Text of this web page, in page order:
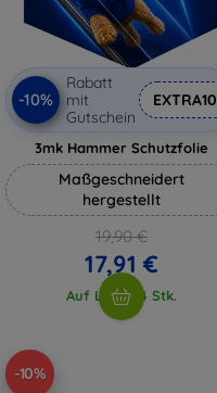
-10%
Rabatt
mit
Gutschein
EXTRA10
3mk Hammer Schutzfolie
Maßgeschneidert
hergestellt
19,90 €
17,91 €
Auf Lager 4 Stk.
-10%